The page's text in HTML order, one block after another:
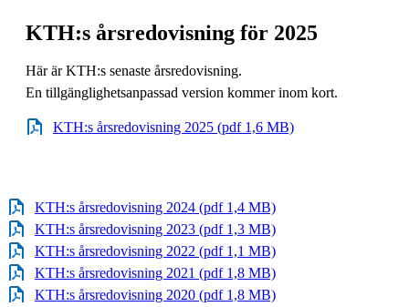
KTH:s årsredovisning för 2025
Här är KTH:s senaste årsredovisning.
En tillgänglighetsanpassad version kommer inom kort.
​​​​​​​KTH:s årsredovisning 2025 (pdf 1,6 MB)
KTH:s årsredovisning 2024 (pdf 1,4 MB)
KTH:s årsredovisning 2023 (pdf 1,3 MB)
​​​​​​​KTH:s årsredovisning 2022 (pdf 1,1 MB)
​​​​​​​KTH:s årsredovisning 2021 (pdf 1,8 MB)
​​​​​​​KTH:s årsredovisning 2020 (pdf 1,8 MB)